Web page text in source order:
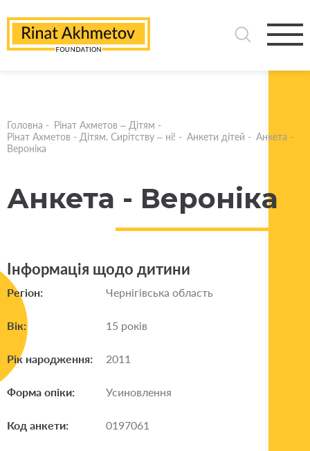
Головна - Рінат Ахметов – Дітям -
Рінат Ахметов - Дітям. Сирітству – ні! - Анкети дітей - Анкета -
Вероніка
Анкета - Вероніка
Інформація щодо дитини
Регіон: Чернігівська область
Вік: 15 років
Рік народження: 2011
Форма опіки: Усиновлення
Код анкети: 0197061